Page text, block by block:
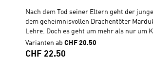
Nach dem Tod seiner Eltern geht der
dem geheimnisvollen Drachentöter
Lehre. Doch es geht um mehr als nur um
Sieg. Was hat die alte biblische Geschichte
Schlangenzertreter mit seiner eigenen
Varianten ab CHF 20.50
Regulärer Preis:
CHF 22.50